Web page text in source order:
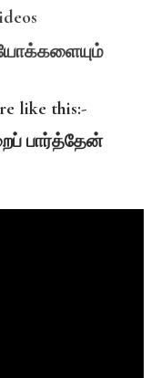
like this:-
பார்த்தேன்